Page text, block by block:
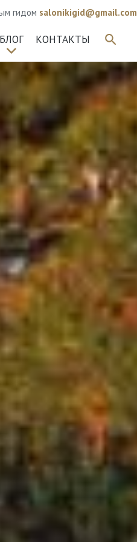
ИСКАТЬ
гидом salonikigid@gmail.com
БЛОГ КОНТАКТЫ